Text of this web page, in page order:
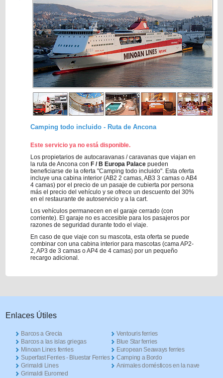
Camping todo incluido - Ruta de Ancona
Este servicio ya no está disponible.
Los propietarios de autocaravanas / caravanas que viajan en
la ruta de Ancona con F / B Europa Palace pueden
beneficiarse de la oferta "Camping todo incluido". Esta oferta
incluye una cabina interior (AB2 2 camas, AB3 3 camas o AB4
4 camas) por el precio de un pasaje de cubierta por persona
más el precio del vehículo y se ofrece un descuento del 30%
en el restaurante de autoservicio y a la cart.
Los vehículos permanecen en el garaje cerrado (con
corriente). El garaje no es accesible para los pasajeros por
razones de seguridad durante todo el viaje.
En caso de que viaje con su mascota, esta oferta se puede
combinar con una cabina interior para mascotas (cama AP2-
2, AP3 de 3 camas o AP4 de 4 camas) por un pequeño
recargo adicional.
Enlaces Útiles
Barcos a Grecia
Barcos a las islas griegas
Minoan Lines ferries
Superfast Ferries - Bluestar Ferries
Grimaldi Lines
Grimaldi Euromed
Ventouris ferries
Blue Star ferries
European Seaways ferries
Camping a Bordo
Animales domésticos en la nave